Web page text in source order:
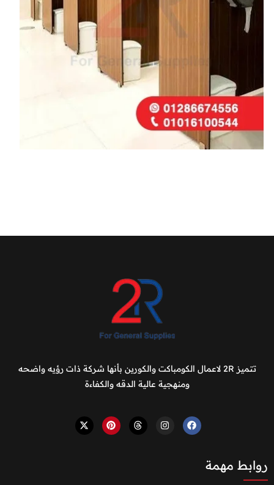
تتميز 2R لاعمال الكومباكت والكورين بأنها شركة ذات رؤيه واضحه
ومنهجية عالية الدقه والكفاءة
روابط مهمة